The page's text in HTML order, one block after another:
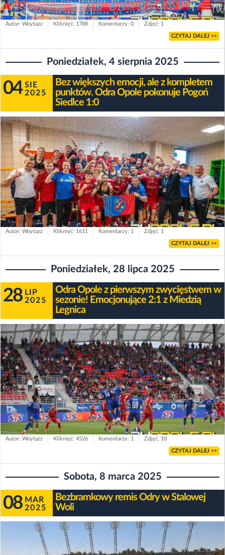
Autor: Woytazz Kliknięć: 1788 Komentarzy: 0 Zdjęć: 1
CZYTAJ DALEJ >>
Poniedziałek, 4 sierpnia 2025
04 SIE
2025
Bez większych emocji, ale z kompletem
punktów. Odra Opole pokonuje Pogoń
Siedlce 1:0
Autor: Woytazz Kliknięć: 1611 Komentarzy: 1 Zdjęć: 1
CZYTAJ DALEJ >>
Poniedziałek, 28 lipca 2025
28 LIP
2025
Odra Opole z pierwszym zwycięstwem w
sezonie! Emocjonujące 2:1 z Miedzią
Legnica
Autor: Woytazz Kliknięć: 4526 Komentarzy: 1 Zdjęć: 10
CZYTAJ DALEJ >>
Sobota, 8 marca 2025
08 MAR
2025
Bezbramkowy remis Odry w Stalowej
Woli